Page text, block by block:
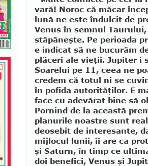
vară! Noroc că măcar
lună ne este îndulcit de
Venus în semnul
stăpâneşte. Pe perioada
e indicat să ne bucurăm
plăceri ale vieţii. Jupiter i
Soarelui pe 11, ceea ne
credem că totul ni se
în pofida autorităţilor. E
face cu adevărat bine să
Pornind de la această
planurile noastre sunt
deosebit de interesante,
mijlocul lunii, îi are ca
şi Saturn, în timp ce
doi benefici, Venus şi